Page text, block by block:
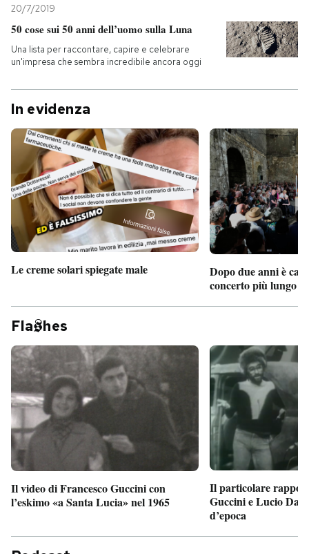
20/7/2019
50 cose sui 50 anni dell’uomo sulla Luna
Una lista per raccontare, capire e celebrare
un'impresa che sembra incredibile ancora oggi
In evidenza
Le creme solari spiegate male
Dopo due anni è
concerto più lungo
Fla hes
Il video di Francesco Guccini con
l’eskimo «a Santa Lucia» nel 1965
Il particolare
Guccini e Lucio
d’epoca